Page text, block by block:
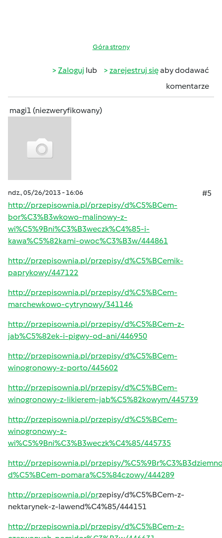
Góra strony
Zaloguj lub zarejestruj sięaby dodawać
komentarze
magi1 (niezweryfikowany)
ndz., 05/26/2013 - 16:06
#5
http://przepisownia.pl/przepisy/d%C5%BCem-
bor%C3%B3wkowo-malinowy-z-
wi%C5%9Bni%C3%B3weczk%C4%85-i-
kawa%C5%82kami-owoc%C3%B3w/444861
http://przepisownia.pl/przepisy/d%C5%BCemik-
paprykowy/447122
http://przepisownia.pl/przepisy/d%C5%BCem-
marchewkowo-cytrynowy/341146
http://przepisownia.pl/przepisy/d%C5%BCem-z-
jab%C5%82ek-i-pigwy-od-ani/446950
http://przepisownia.pl/przepisy/d%C5%BCem-
winogronowy-z-porto/445602
http://przepisownia.pl/przepisy/d%C5%BCem-
winogronowy-z-likierem-jab%C5%82kowym/445739
http://przepisownia.pl/przepisy/d%C5%BCem-
winogronowy-z-
wi%C5%9Bni%C3%B3weczk%C4%85/445735
http://przepisownia.pl/przepisy/
d%C5%BCem-pomara%C5%84czowy/444289
http://przepisownia.pl/przepisy/d%C5%BCem-z-
nektarynek-z-lawend%C4%85/444151
http://przepisownia.pl/przepisy/d%C5%BCem-z-